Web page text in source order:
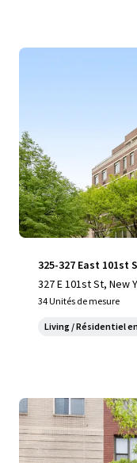
325-327 East 101st
327 E 101st St, New
34 Unités de mesure
Living / Résidentiel